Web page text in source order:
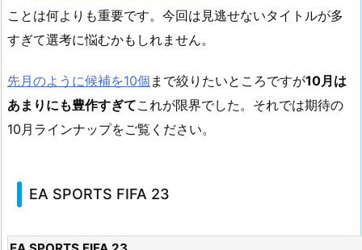
ことは何よりも重要です。今回は見逃せないタイトルが多
すぎて選考に悩むかもしれません。
先月のように候補を10個 まで絞りたいところですが10月は
あまりにも豊作すぎてこれが限界でした。それでは期待の
10月ラインナップをご覧ください。
EA SPORTS FIFA 23